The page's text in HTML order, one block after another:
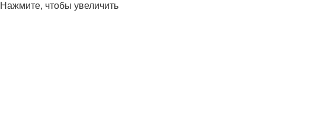
Нажмите, чтобы увеличить